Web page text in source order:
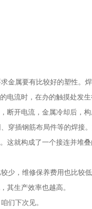
金属要有比较好的塑性。
电流时，在办的触摸处发生
开电流，金属冷却后，构
穿插钢筋布局件等的焊接
这就构成了一个接连并堆
少，维修保养费用也比较
其生产效率也越高。
们下次见。